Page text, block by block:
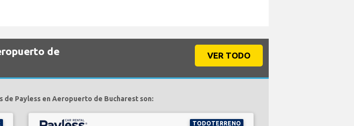
de
VER TODO
de Payless en Aeropuerto de Bucharest son:
TODOTERRENO